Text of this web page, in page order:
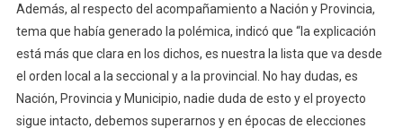
Además, al respecto del acompañamiento a Nación y Provincia,
tema que había generado la polémica, indicó que “la explicación
está más que clara en los dichos, es nuestra la lista que va desde
el orden local a la seccional y a la provincial. No hay dudas, es
Nación, Provincia y Municipio, nadie duda de esto y el proyecto
sigue intacto, debemos superarnos y en épocas de elecciones